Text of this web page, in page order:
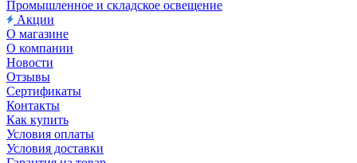
Промышленное и складское освещение
Акции
О магазине
О компании
Новости
Отзывы
Сертификаты
Контакты
Как купить
Условия оплаты
Условия доставки